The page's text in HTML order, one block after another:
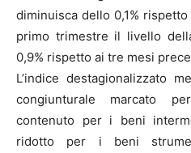
diminuisca dello 0,1%
primo trimestre il livello
0,9% rispetto ai tre mesi
L’indice destagionalizzato
congiunturale marcato
contenuto per i beni
ridotto per i beni